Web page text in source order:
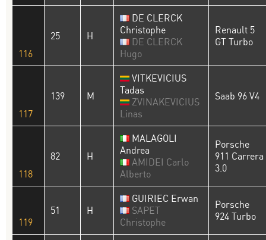
116
25 H
DE CLERCK
Christophe
DE CLERCK
Hugo
Renault 5
GT Turbo
117
139 M
VITKEVICIUS
Tadas
ZVINAKEVICIUS
Linas
Saab 96 V4
118
82 H
MALAGOLI
Andrea
AMIDEI Carlo
Alberto
Porsche
911 Carrera
3.0
119
51 H
GUIRIEC Erwan
SAPET
Christophe
Porsche
924 Turbo